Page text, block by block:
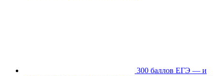
300 баллов ЕГЭ — и